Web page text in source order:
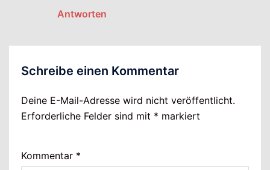
Antworten
Schreibe einen Kommentar
Deine E-Mail-Adresse wird nicht veröffentlicht.
Erforderliche Felder sind mit * markiert
Kommentar *